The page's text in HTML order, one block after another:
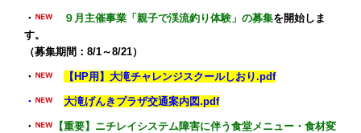
・ ９月主催事業「親子で渓流釣り体験」の募集を開始しま
す。
（募集期間：8/1～8/21）
・ 【HP用】大滝チャレンジスクールしおり.pdf
・ 大滝げんきプラザ交通案内図.pdf
・
【重要】ニチレイシステム障害に伴う食堂メニュー・食材変